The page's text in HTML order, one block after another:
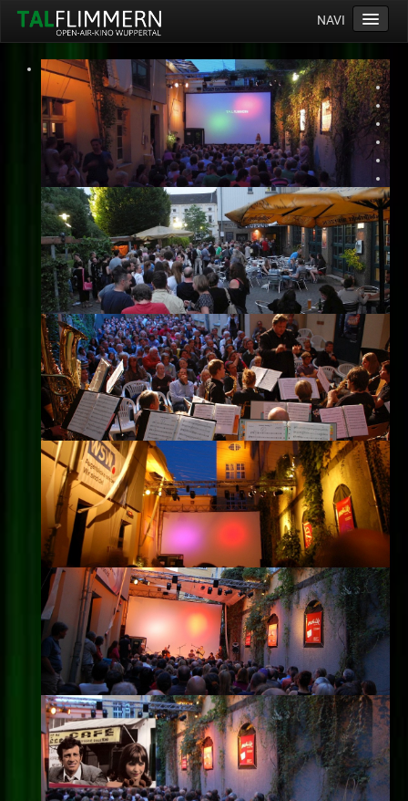
NAVI
Home
Programm
Service
Ticketinfos
Ort
Anreise
Wetter
Kinogutschein
Konzept
Archiv
Kontakt
Impressum
Datenschutz